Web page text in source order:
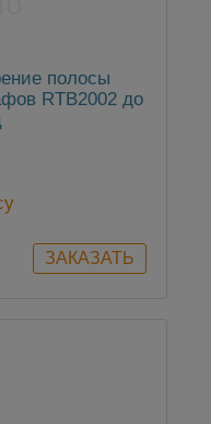
полосы
RTB2002 до